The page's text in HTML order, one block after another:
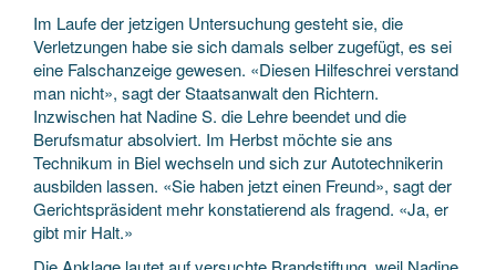
Im Laufe der jetzigen Untersuchung gesteht sie, die
Verletzungen habe sie sich damals selber zugefügt, es sei
eine Falschanzeige gewesen. «Diesen Hilfeschrei verstand
man nicht», sagt der Staatsanwalt den Richtern.
Inzwischen hat Nadine S. die Lehre beendet und die
Berufsmatur absolviert. Im Herbst möchte sie ans
Technikum in Biel wechseln und sich zur Autotechnikerin
ausbilden lassen. «Sie haben jetzt einen Freund», sagt der
Gerichtspräsident mehr konstatierend als fragend. «Ja, er
gibt mir Halt.»